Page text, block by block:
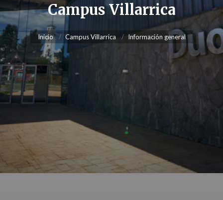
Campus Villarrica
Inicio Campus Villarrica Información general